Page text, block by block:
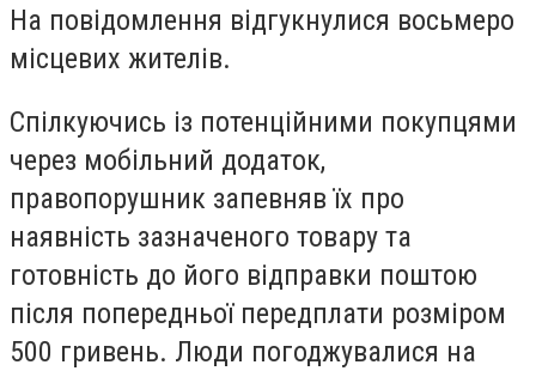
На повідомлення відгукнулися восьмеро
місцевих жителів.
Спілкуючись із потенційними покупцями
через мобільний додаток,
правопорушник запевняв їх про
наявність зазначеного товару та
готовність до його відправки поштою
після попередньої передплати розміром
500 гривень. Люди погоджувалися на